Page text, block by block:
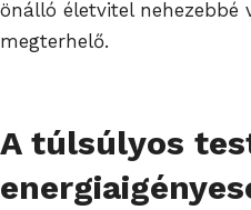
önálló életvitel nehezebbé
megterhelő.
A túlsúlyos